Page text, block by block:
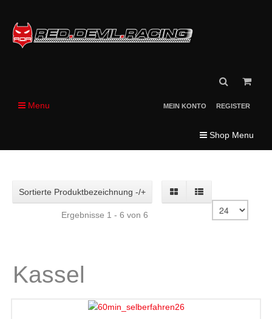
MEIN KONTO REGISTER
Menu
Shop Menu
Sortierte Produktbezeichnung -/+
Ergebnisse 1 - 6 von 6
Kassel